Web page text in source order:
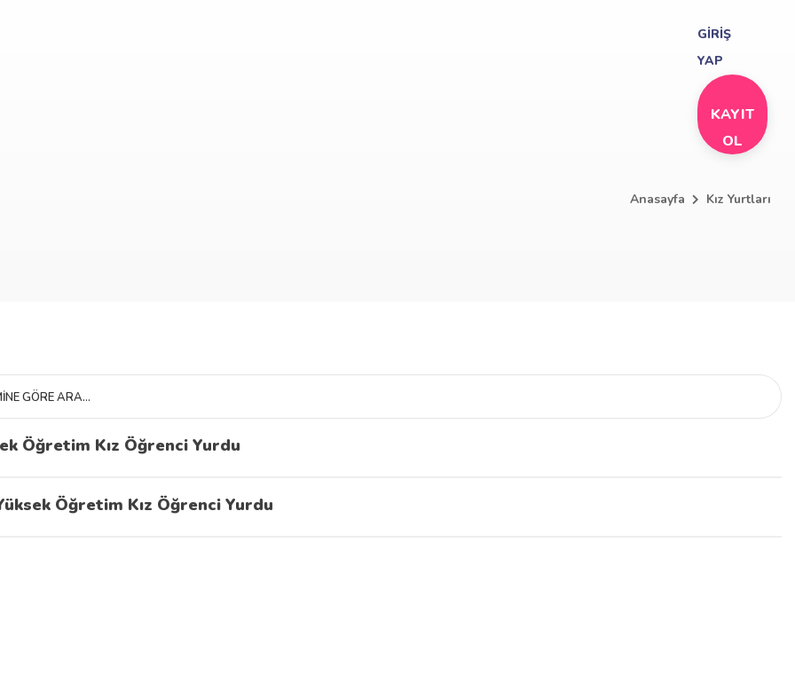
GİRİŞ
YAP
KAYIT
OL
Anasayfa Kız Yurtları
Öğretim Kız Öğrenci Yurdu
Öğretim Kız Öğrenci Yurdu